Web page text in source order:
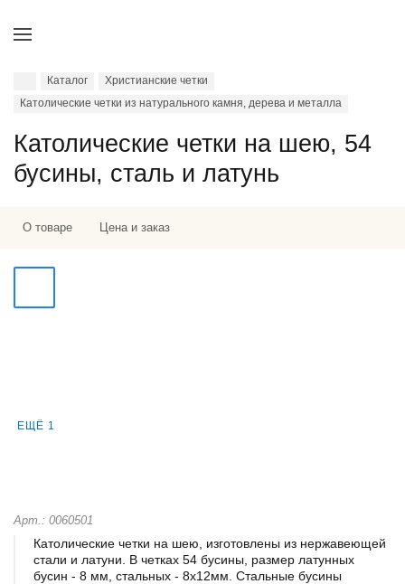
Каталог
Христианские четки
Католические четки из натурального камня, дерева и металла
Католические четки на шею, 54
бусины, сталь и латунь
О товаре Цена и заказ
ЕЩЁ 1
Арт.: 0060501
Католические четки на шею, изготовлены из нержавеющей
стали и латуни. В четках 54 бусины, размер латунных
бусин - 8 мм, стальных - 8х12мм. Стальные бусины